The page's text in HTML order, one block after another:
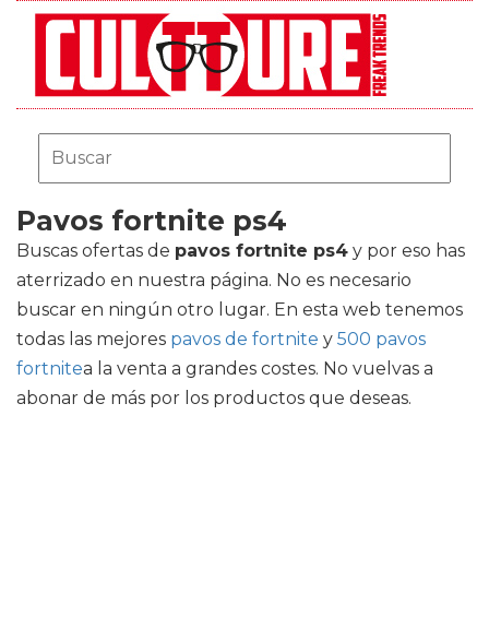
Pavos fortnite ps4
Buscas ofertas de pavos fortnite ps4 y por eso has
aterrizado en nuestra página. No es necesario
buscar en ningún otro lugar. En esta web tenemos
todas las mejores pavos de fortnite y 500 pavos
fortnitea la venta a grandes costes. No vuelvas a
abonar de más por los productos que deseas.